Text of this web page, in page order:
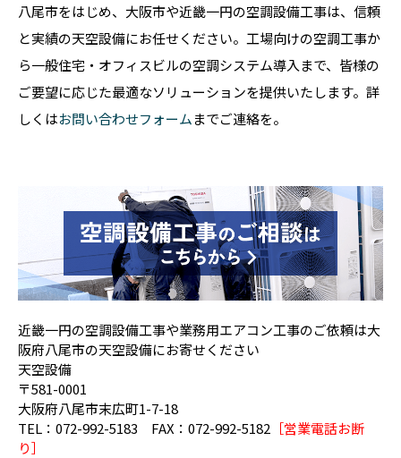
八尾市をはじめ、大阪市や近畿一円の空調設備工事は、信頼
と実績の天空設備にお任せください。工場向けの空調工事か
ら一般住宅・オフィスビルの空調システム導入まで、皆様の
ご要望に応じた最適なソリューションを提供いたします。詳
しくはお問い合わせフォームまでご連絡を。
近畿一円の空調設備工事や業務用エアコン工事のご依頼は大
阪府八尾市の天空設備にお寄せください
天空設備
〒581-0001
大阪府八尾市末広町1-7-18
TEL：072-992-5183 FAX：072-992-5182 ［営業電話お断
り］